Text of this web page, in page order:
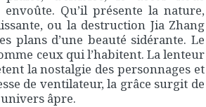
Qu’il présente la nature,
ou la destruction Jia Zhang
plans d’une beauté sidérante. Le
ceux qui l’habitent. La lenteur
la nostalgie des personnages et
de ventilateur, la grâce surgit de
âpre.